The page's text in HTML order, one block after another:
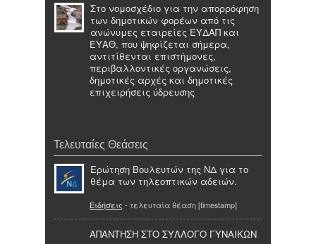
Στο νομοσχέδιο για την απορρόφηση
των δημοτικών φορέων από τις
ανώνυμες εταιρείες ΕΥΔΑΠ και
ΕΥΑΘ, που ψηφίζεται σήμερα,
αντιτίθενται επιστήμονες,
περιβαλλοντικές οργανώσεις,
δημοτικές αρχές και δημοτικές
επιχειρήσεις ύδρευσης
Τελευταίες Θεάσεις
Ερώτηση Βουλευτών της ΝΔ για το
θέμα των τηλεοπτικών αδειών.
Ειδήσεις - τελευταία θέαση [timestamp]
ΑΠΑΝΤΗΣΗ ΣΤΟ ΣΥΛΛΟΓΟ ΓΥΝΑΙΚΩΝ